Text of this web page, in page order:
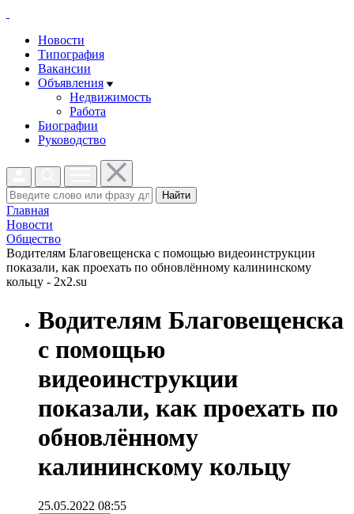
Новости
Типография
Вакансии
Объявления
Недвижимость
Работа
Биографии
Руководство
Найти
Главная
Новости
Общество
Водителям Благовещенска с помощью видеоинструкции
показали, как проехать по обновлённому калининскому
кольцу - 2x2.su
Водителям Благовещенска
с помощью
видеоинструкции
показали, как проехать по
обновлённому
калининскому кольцу
25.05.2022 08:55